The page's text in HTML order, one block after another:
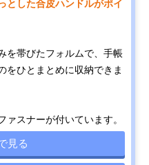
とした合皮ハンドルがポイ
を帯びたフォルムで、手帳
をひとまとめに収納できま
スナーが付いています。
見る